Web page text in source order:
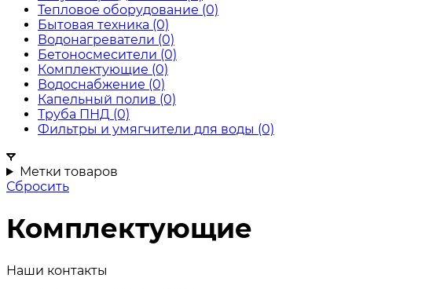
Тепловое оборудование (0)
Бытовая техника (0)
Водонагреватели (0)
Бетоносмесители (0)
Комплектующие (0)
Водоснабжение (0)
Капельный полив (0)
Труба ПНД (0)
Фильтры и умягчители для воды (0)
Метки товаров
Сбросить
Комплектующие
Наши контакты